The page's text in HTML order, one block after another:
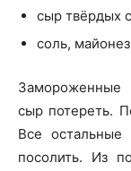
сыр твёрдых
соль,
Замороженные
сыр потереть.
Все остальные
посолить. Из